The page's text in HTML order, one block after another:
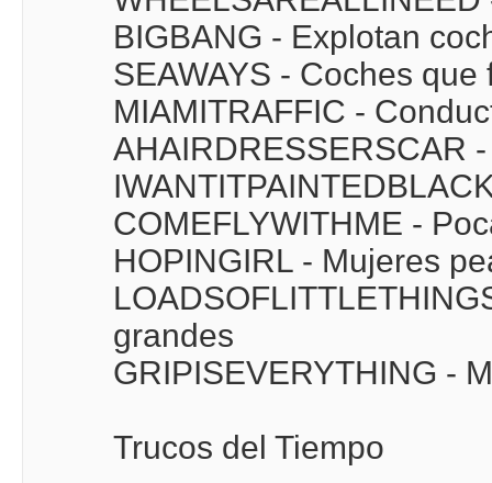
BIGBANG - Explotan
SEAWAYS - Coches
MIAMITRAFFIC -
AHAIRDRESSERSCAR
COMEFLYWITHME -
HOPINGIRL - Mujeres
grandes
GRIPISEVERYTHING -
Trucos del Tiempo